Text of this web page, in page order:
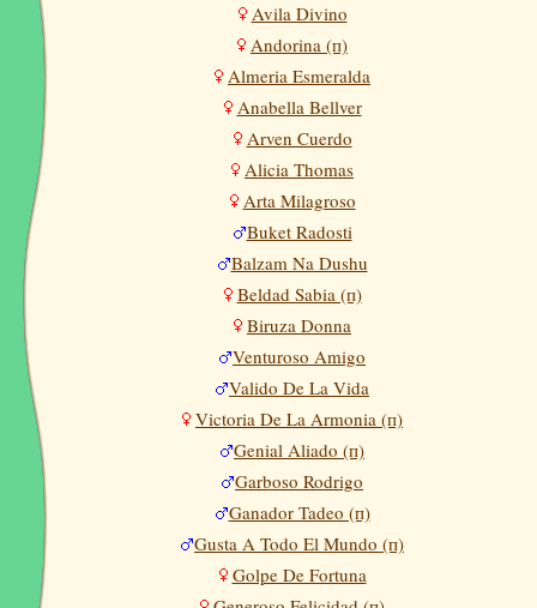
Avila Divino
Andorina (п)
Almeria Esmeralda
Anabella Bellver
Arven Cuerdo
Alicia Thomas
Arta Milagroso
Buket Radosti
Balzam Na Dushu
Beldad Sabia (п)
Biruza Donna
Venturoso Amigo
Valido De La Vida
Victoria De La Armonia (п)
Genial Aliado (п)
Garboso Rodrigo
Ganador Tadeo (п)
Gusta A Todo El Mundo (п)
Golpe De Fortuna